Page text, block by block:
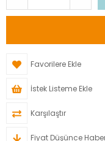
Favorilere Ekle
İstek Listeme Ekle
Karşılaştır
Fiyat Düşünce